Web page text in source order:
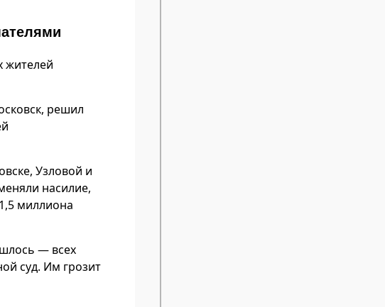
жителей
решил
Узловой и
насилие,
миллиона
— всех
суд. Им грозит